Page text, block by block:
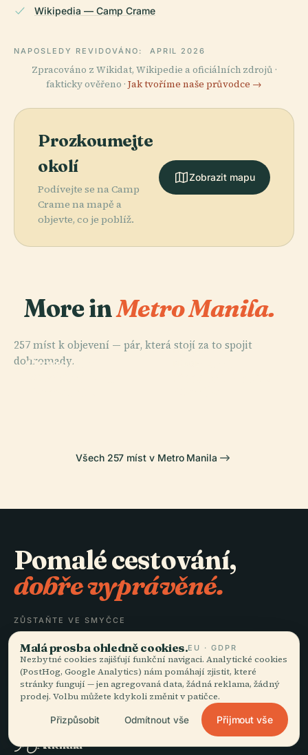
Wikipedia — Camp Crame
NAPOSLEDY REVIDOVÁNO: APRIL 2026
Zpracováno z Wikidat, Wikipedie a oficiálních zdrojů ·
fakticky ověřeno · Jak tvoříme naše průvodce →
Prozkoumejte
okolí
Podívejte se na Camp
Crame na mapě a
objevte, co je poblíž.
Zobrazit mapu
More inMetro Manila.
257 míst k objevení — pár, která stojí za to spojit
dohromady.
PLACE
Quezonův
PLACE
PLACE
Všech 257 míst v Metro Manila
Pomalé cestování,
dobře vyprávěné.
ZŮSTAŇTE VE SMYČCE
Přidat se
Audiala OBJEVUJTE
Malá prosba ohledně cookies.EU · GDPR
Nezbytné cookies zajišťují funkční navigaci. Analytické cookies
(PostHog, Google Analytics) nám pomáhají zjistit, které
stránky fungují — jen agregovaná data, žádná reklama, žádný
prodej. Volbu můžete kdykoli změnit v patičce.
Přizpůsobit Odmítnout vše Přijmout vše